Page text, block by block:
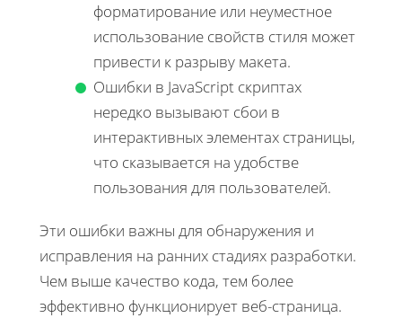
форматирование или неуместное
использование свойств стиля может
привести к разрыву макета.
Ошибки в JavaScript скриптах
нередко вызывают сбои в
интерактивных элементах страницы,
что сказывается на удобстве
пользования для пользователей.
Эти ошибки важны для обнаружения и
исправления на ранних стадиях разработки.
Чем выше качество кода, тем более
эффективно функционирует веб-страница.